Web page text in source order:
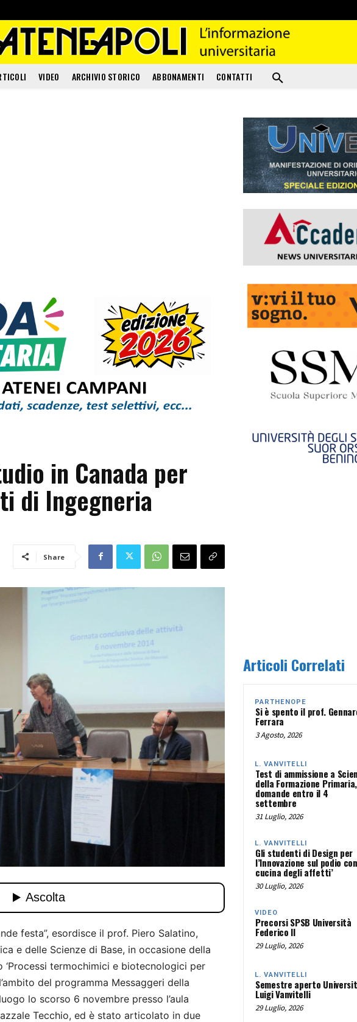
VIDEO ARCHIVIO STORICO ABBONAMENTI CONTATTI
in Canada per
di Ingegneria
Share
festa”, esordisce il prof. Piero Salatino,
e delle Scienze di Base, in occasione della
termochimici e biotecnologici per
del programma Messaggeri della
lo scorso 6 novembre presso l’aula
Tecchio, ed è stato articolato in due
Articoli Correlati
PARTHENOPE
Si è spento il prof.
Ferrara
3 Agosto, 2026
L. VANVITELLI
Test di ammissione a
della Formazione Primaria,
domande entro il 4
settembre
31 Luglio, 2026
L. VANVITELLI
Gli studenti di Design per
l’Innovazione sul podio
cucina degli affetti’
30 Luglio, 2026
VIDEO
Precorsi SPSB Università
Federico II
29 Luglio, 2026
L. VANVITELLI
Semestre aperto
Luigi Vanvitelli
29 Luglio, 2026